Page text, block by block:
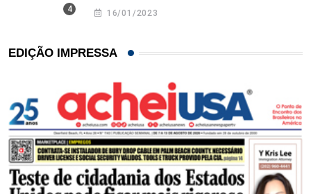
16/01/2023
EDIÇÃO IMPRESSA